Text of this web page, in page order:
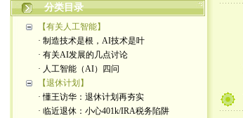
分类目录
【有关人工智能】
· 制造技术是根，AI技术是叶
· 有关AI发展的几点讨论
· 人工智能（AI）四问
【退休计划】
· 懂王访华：退休计划再夯实
· 临近退休：小心401k/IRA税务陷阱